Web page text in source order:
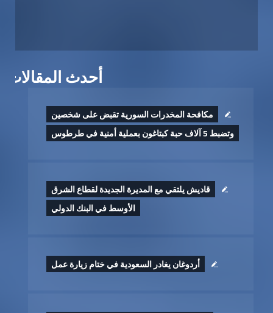
أحدث المقالات
مكافحة المخدرات السورية تقبض على شخصين
وتضبط 5 آلاف حبة كبتاغون بعملية أمنية في طرطوس
قاديش يلتقي مع المديرة الجديدة لقطاع الشرق
الأوسط في البنك الدولي
أردوغان يغادر السعودية في ختام زيارة عمل